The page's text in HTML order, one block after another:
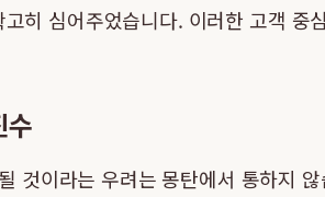
히 심어주었습니다. 이러한 고객 중
것이라는 우려는 몽탄에서 통하지